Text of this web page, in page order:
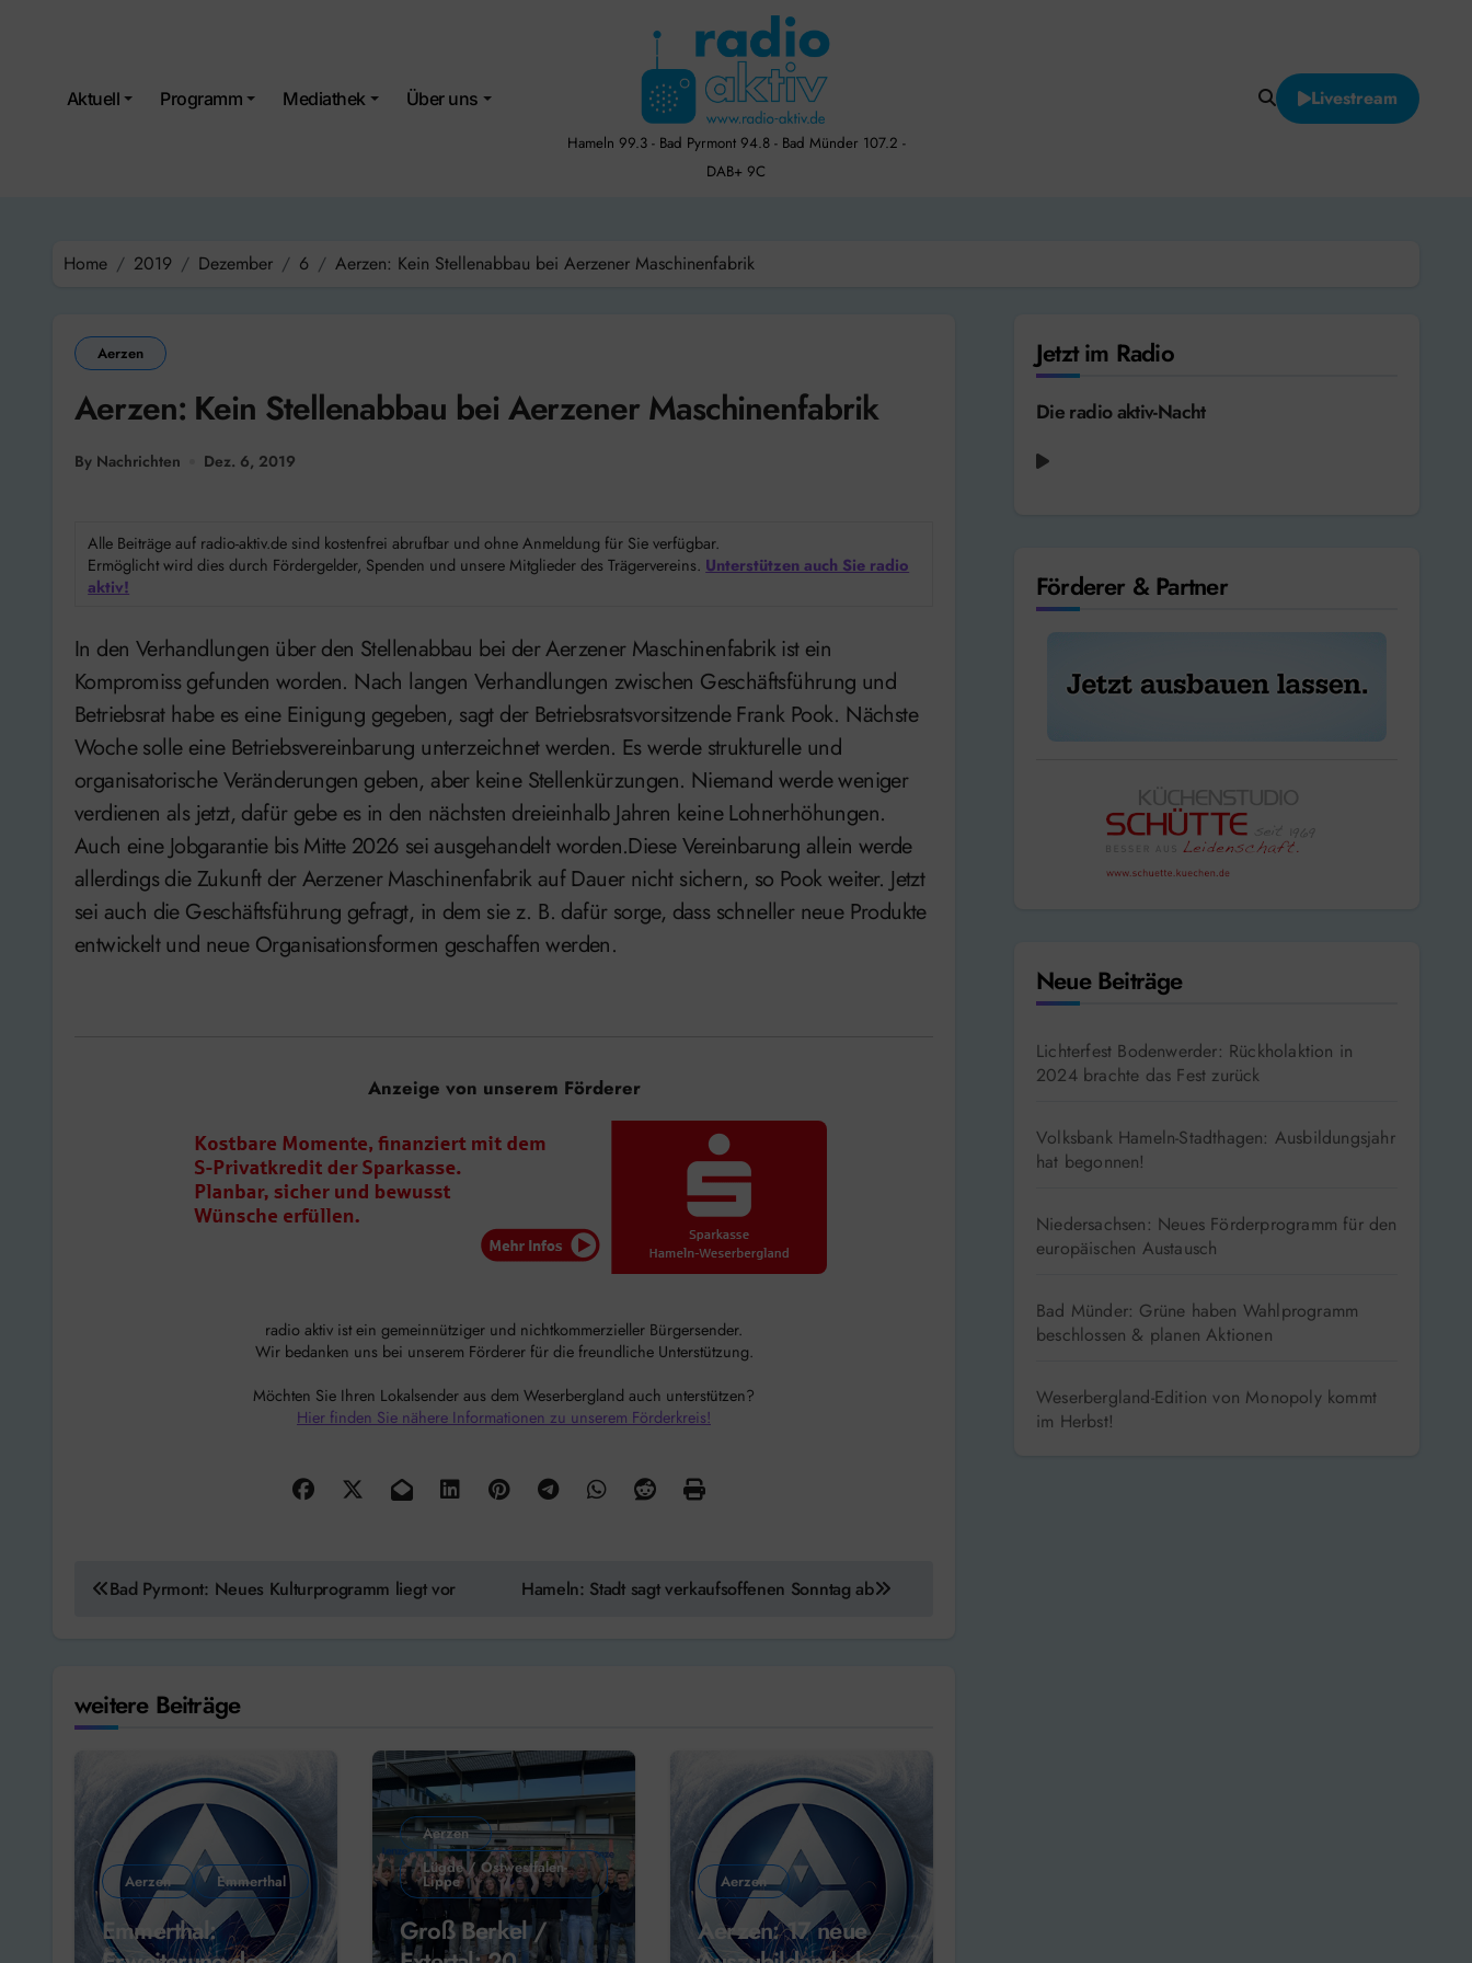
Aktuell Programm Mediathek Über uns
Hameln 99.3 - Bad Pyrmont 94.8 - Bad Münder 107.2 -
DAB+ 9C
Livestream
Home 2019 Dezember 6 Aerzen: Kein Stellenabbau bei Aerzener Maschinenfabrik
Aerzen
Aerzen: Kein Stellenabbau bei Aerzener Maschinenfabrik
By Nachrichten Dez. 6, 2019
Alle Beiträge auf radio-aktiv.de sind kostenfrei abrufbar und ohne Anmeldung für Sie verfügbar.
Ermöglicht wird dies durch Fördergelder, Spenden und unsere Mitglieder des Trägervereins. Unterstützen auch Sie radio
aktiv!
In den Verhandlungen über den Stellenabbau bei der Aerzener Maschinenfabrik ist ein
Kompromiss gefunden worden. Nach langen Verhandlungen zwischen Geschäftsführung und
Betriebsrat habe es eine Einigung gegeben, sagt der Betriebsratsvorsitzende Frank Pook. Nächste
Woche solle eine Betriebsvereinbarung unterzeichnet werden. Es werde strukturelle und
organisatorische Veränderungen geben, aber keine Stellenkürzungen. Niemand werde weniger
verdienen als jetzt, dafür gebe es in den nächsten dreieinhalb Jahren keine Lohnerhöhungen.
Auch eine Jobgarantie bis Mitte 2026 sei ausgehandelt worden.Diese Vereinbarung allein werde
allerdings die Zukunft der Aerzener Maschinenfabrik auf Dauer nicht sichern, so Pook weiter. Jetzt
sei auch die Geschäftsführung gefragt, in dem sie z. B. dafür sorge, dass schneller neue Produkte
entwickelt und neue Organisationsformen geschaffen werden.
Anzeige von unserem Förderer
radio aktiv ist ein gemeinnütziger und nichtkommerzieller Bürgersender.
Wir bedanken uns bei unserem Förderer für die freundliche Unterstützung.
Möchten Sie Ihren Lokalsender aus dem Weserbergland auch unterstützen?
Hier finden Sie nähere Informationen zu unserem Förderkreis!
Beitragsnavigation
Bad Pyrmont: Neues Kulturprogramm liegt vor Hameln: Stadt sagt verkaufsoffenen Sonntag ab
weitere Beiträge
Aerzen Emmerthal
Emmerthal:
Aerzen
Lügde / Ostwestfalen-
Lippe
Groß Berkel /
Aerzen
Aerzen: 17 neue
Jetzt im Radio
Die radio aktiv-Nacht
Förderer & Partner
Neue Beiträge
Lichterfest Bodenwerder: Rückholaktion in
2024 brachte das Fest zurück
Volksbank Hameln-Stadthagen: Ausbildungsjahr
hat begonnen!
Niedersachsen: Neues Förderprogramm für den
europäischen Austausch
Bad Münder: Grüne haben Wahlprogramm
beschlossen & planen Aktionen
Weserbergland-Edition von Monopoly kommt
im Herbst!